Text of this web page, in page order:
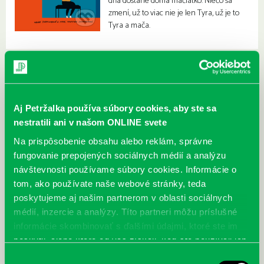
Aj Petržalka používa súbory cookies, aby ste sa
nestratili ani v našom ONLINE svete
Na prispôsobenie obsahu alebo reklám, správne
fungovanie prepojených sociálnych médií a analýzu
návštevnosti používame súbory cookies. Informácie o
tom, ako používate naše webové stránky, teda
poskytujeme aj našim partnerom v oblasti sociálnych
médií, inzercie a analýzy. Títo partneri môžu príslušné
informácie skombinovať s ďalšími údajmi, ktoré ste im
poskytli, alebo ktoré od vás získali, keď ste používali ich
zmení, už to viac nie je len Tyra, už je to
Tyra a mača.